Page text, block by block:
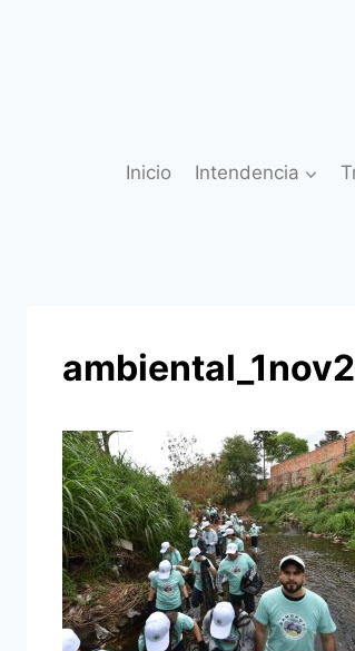
Inicio Intendencia